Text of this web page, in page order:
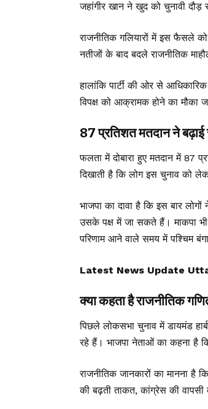
जहांगीर खान ने खुद को चुनावी
राजनीतिक गलियारों में इस फैसले
नतीजों के बाद बदले राजनीतिक
हालांकि पार्टी की ओर से
विपक्ष को आक्रामक होने का मौका
87 प्रतिशत मतदान ने
फलता में दोबारा हुए मतदान में 87
दिखाती है कि लोग इस चुनाव को
भाजपा का दावा है कि इस बार
उसके पक्ष में जा सकते हैं। माकपा
परिणाम आने वाले समय में पश्चिम
Latest News Update Uttar
क्या कहता है राजनीतिक
पिछले लोकसभा चुनाव में डायमंड
रहे हैं। भाजपा नेताओं का कहना है
राजनीतिक जानकारों का मानना है
की बढ़ती ताकत, कांग्रेस की वापसी